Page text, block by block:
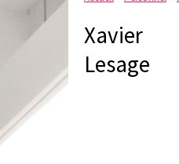
Xavier
Lesage